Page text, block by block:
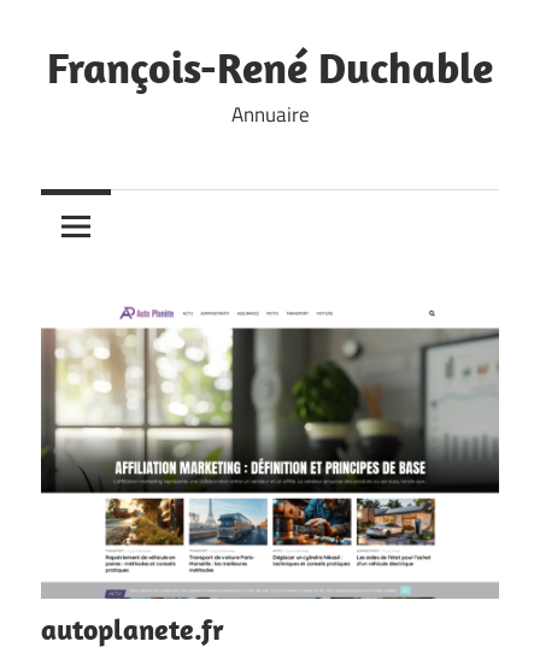
to
content
François-René Duchable
Annuaire
autoplanete.fr